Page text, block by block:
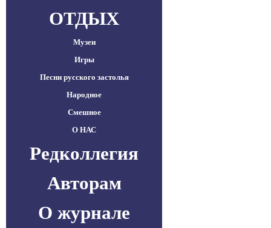
ОТДЫХ
Музеи
Игры
Песни русского застолья
Народное
Смешное
О НАС
Редколлегия
Авторам
О журнале